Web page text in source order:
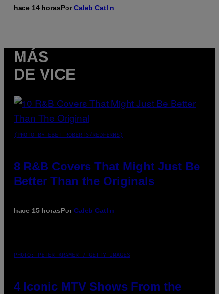
hace 14 horasPorCaleb Catlin
MÁS
DE VICE
(PHOTO BY EBET ROBERTS/REDFERNS)
8 R&B Covers That Might Just Be
Better Than the Originals
hace 15 horasPorCaleb Catlin
PHOTO: PETER KRAMER / GETTY IMAGES
4 Iconic MTV Shows From the